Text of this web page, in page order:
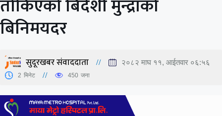
तोकिएको बिदेशी मुन्द्राको
बिनिमयदर
सुदूरखबर संवाददाता २०८२ माघ ११, आईतवार ०६:५६
2 मिनेट 450 जना